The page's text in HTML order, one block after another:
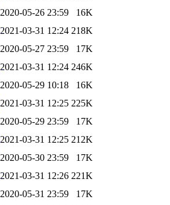
2020-05-26 23:59
16K
2021-03-31 12:24 218K
2020-05-27 23:59
17K
2021-03-31 12:24 246K
2020-05-29 10:18
16K
2021-03-31 12:25 225K
2020-05-29 23:59
17K
2021-03-31 12:25 212K
2020-05-30 23:59
17K
2021-03-31 12:26 221K
2020-05-31 23:59
17K